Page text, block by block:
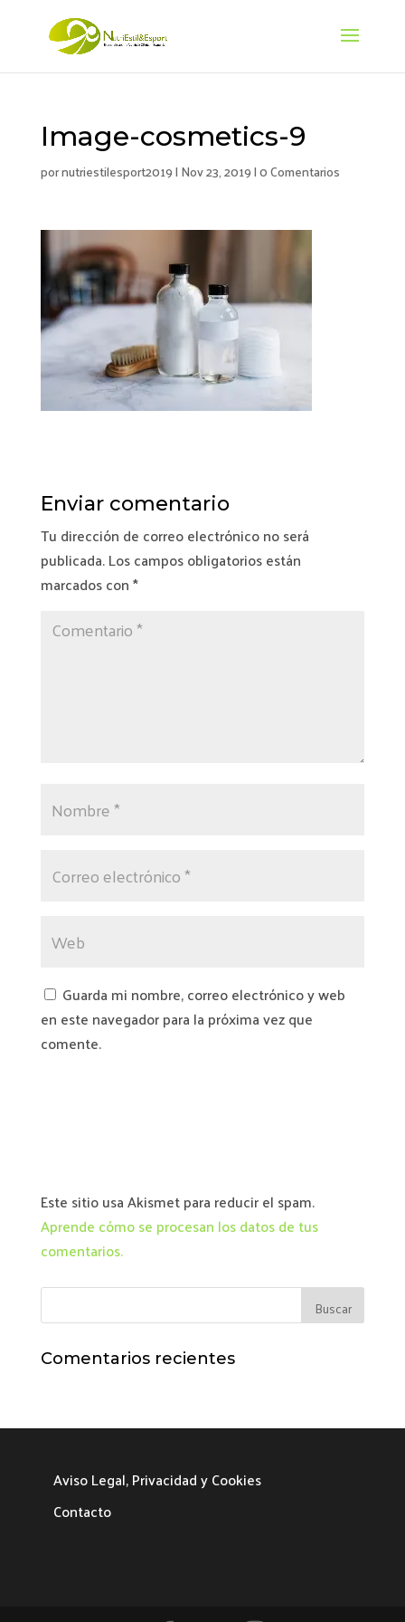
Image-cosmetics-9
pornutriestilesport2019| Nov 23, 2019|0 Comentarios
Enviar comentario
Tu dirección de correo electrónico no será
publicada.Los campos obligatorios están
marcados con*
Guarda mi nombre, correo electrónico y web
en este navegador para la próxima vez que
comente.
Este sitio usa Akismet para reducir el spam.
Aprende cómo se procesan los datos de tus
comentarios.
Comentarios recientes
Aviso Legal, Privacidad y Cookies
Contacto